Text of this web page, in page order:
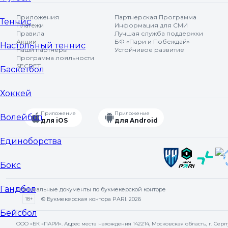
Приложения
Платежи
Правила
Акции
Наши партнеры
Программа лояльности
SECRET
Партнерская Программа
Информация для СМИ
Лучшая служба поддержки
БФ «Пари и Побеждай»
Устойчивое развитие
Приложение
для iOS
Приложение
для Android
Официальные документы по букмекерской конторе
18+ © Букмекерская контора PARI. 2026
ООО «БК «ПАРИ». Адрес места нахождения 142214, Московская область, г.
Теннис
Настольный теннис
Баскетбол
Хоккей
Волейбол
Единоборства
Бокс
Гандбол
Бейсбол